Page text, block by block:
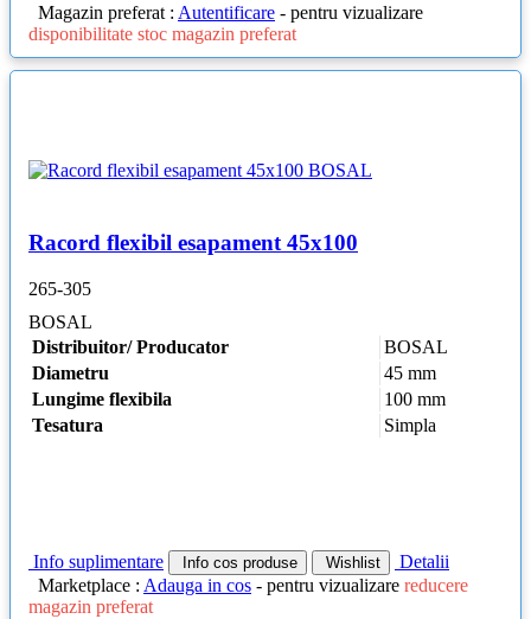
Magazin preferat : Autentificare - pentru vizualizare
disponibilitate stoc magazin preferat
Racord flexibil esapament 45x100
265-305
BOSAL
Distribuitor/ Producator
BOSAL
Diametru
45 mm
Lungime flexibila
100 mm
Tesatura
Simpla
Info suplimentare Info cos produse Wishlist
Detalii
Marketplace : Adauga in cos - pentru vizualizare reducere
magazin preferat